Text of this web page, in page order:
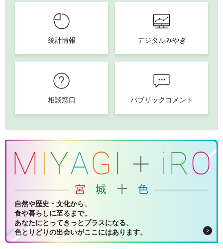
統計情報 デジタルみやぎ
相談窓口 パブリックコメント
自然や歴史・文化から、
食や暮らしに至るまで。
あなたにとってきっとプラスになる、
色とりどりの出会いがここにはあります。